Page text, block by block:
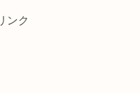
ンク